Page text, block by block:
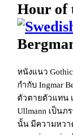
Hour of
หนังแนว
กำกับ Ingmar
ตัวตายตัวแทน
Ullmann เป็น
นั้น มีความหวา